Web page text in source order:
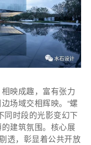
映成趣，富有张力
场域交相辉映。“螺
同时段的光影变幻下
建筑氛围。核心展
透，彰显着公共开放